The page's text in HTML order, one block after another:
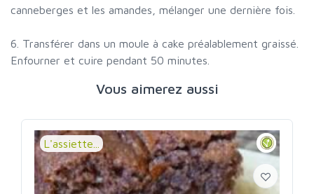
canneberges et les amandes, mélanger une dernière fois.
6. Transférer dans un moule à cake préalablement graissé.
Enfourner et cuire pendant 50 minutes.
Vous aimerez aussi
L'assiette...